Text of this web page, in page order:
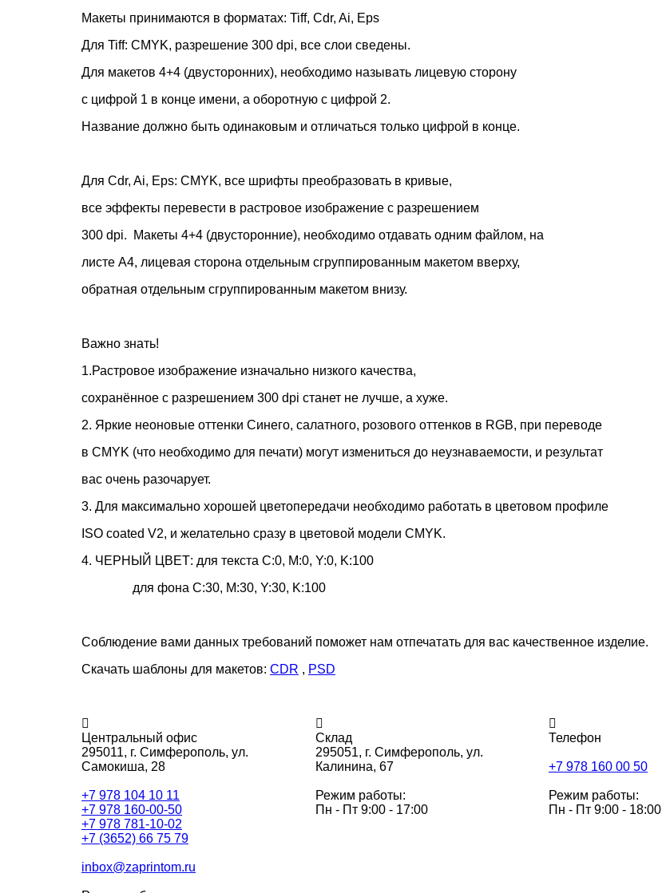
Макеты принимаются в форматах: Tiff, Cdr, Ai, Eps
Для Tiff: CMYK, разрешение 300 dpi, все слои сведены.
Для макетов 4+4 (двусторонних), необходимо называть лицевую сторону
с цифрой 1 в конце имени, а оборотную с цифрой 2.
Название должно быть одинаковым и отличаться только цифрой в конце.
Для Cdr, Ai, Eps: CMYK, все шрифты преобразовать в кривые,
все эффекты перевести в растровое изображение с разрешением
300 dpi. Макеты 4+4 (двусторонние), необходимо отдавать одним файлом, на
листе А4, лицевая сторона отдельным сгруппированным макетом вверху,
обратная отдельным сгруппированным макетом внизу.
Важно знать!
1.Растровое изображение изначально низкого качества,
сохранённое с разрешением 300 dpi станет не лучше, а хуже.
2. Яркие неоновые оттенки Синего, салатного, розового оттенков в RGB, при переводе
в CMYK (что необходимо для печати) могут измениться до неузнаваемости, и результат
вас очень разочарует.
3. Для максимально хорошей цветопередачи необходимо работать в цветовом профиле
ISO coated V2, и желательно сразу в цветовой модели CMYK.
4. ЧЕРНЫЙ ЦВЕТ: для текста C:0, M:0, Y:0, K:100
для фона C:30, M:30, Y:30, K:100
Соблюдение вами данных требований поможет нам отпечатать для вас качественное изделие.
Скачать шаблоны для макетов: CDR , PSD
Центральный офис
295011, г. Симферополь, ул.
Самокиша, 28
+7 978 104 10 11
+7 978 160-00-50
+7 978 781-10-02
+7 (3652) 66 75 79
inbox@zaprintom.ru
Склад
295051, г. Симферополь, ул.
Калинина, 67
Режим работы:
Пн - Пт 9:00 - 17:00
Телефон
+7 978 160 00 50
Режим работы:
Пн - Пт 9:00 - 18:00